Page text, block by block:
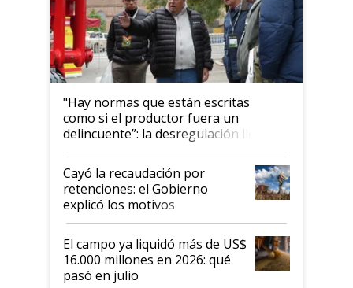
"Hay normas que están escritas
como si el productor fuera un
delincuente”: la desregulación llegó
al Congreso Aapresid y hasta se
habló del financiamiento al IPCVA
Cayó la recaudación por
retenciones: el Gobierno
explicó los motivos
El campo ya liquidó más de US$
16.000 millones en 2026: qué
pasó en julio